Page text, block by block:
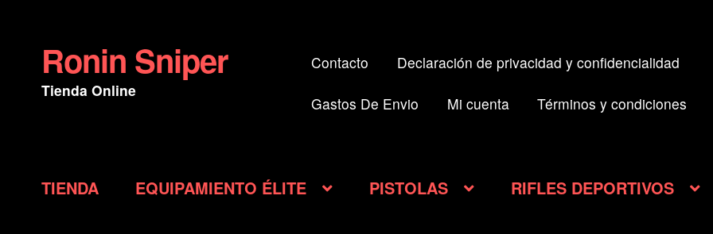
Ir
a
la
Ir
al
contenido
Ronin Sniper
Tienda Online
Contacto Declaración de privacidad y confidencialidad
Gastos De Envio Mi cuenta Términos y condiciones
TIENDA EQUIPAMIENTO ÉLITE PISTOLAS RIFLES DEPORTIVOS